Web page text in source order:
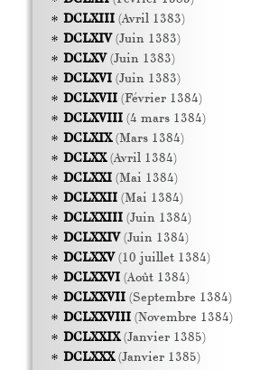
DCLXIII(Avril 1383)
DCLXIV(Juin 1383)
DCLXV(Juin 1383)
DCLXVI(Juin 1383)
DCLXVII(Février 1384)
DCLXVIII(4 mars 1384)
DCLXIX(Mars 1384)
DCLXX(Avril 1384)
DCLXXI(Mai 1384)
DCLXXII(Mai 1384)
DCLXXIII(Juin 1384)
DCLXXIV(Juin 1384)
DCLXXV(10 juillet 1384)
DCLXXVI(Août 1384)
DCLXXVII(Septembre 1384)
DCLXXVIII(Novembre 1384)
DCLXXIX(Janvier 1385)
DCLXXX(Janvier 1385)